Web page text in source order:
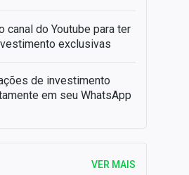
canal do Youtube para ter
exclusivas
de investimento
em seu WhatsApp
VER MAIS